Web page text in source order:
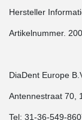
Hersteller
Artikelnummer.
DiaDent Europe
Antennestraat 70,
Tel: 31-36-549-